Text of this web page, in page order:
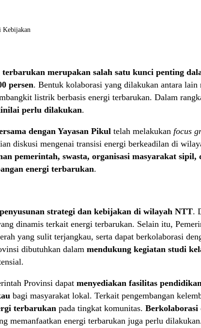
Kebijakan
terbarukan merupakan salah satu kunci penting
persen. Bentuk kolaborasi yang dilakukan antara lain
listrik berbasis energi terbarukan. Dalam
perlu dilakukan.
dengan Yayasan Pikul telah melakukan focus
diskusi mengenai transisi energi berkeadilan di
pemerintah, swasta, organisasi masyarakat
energi terbarukan.
strategi dan kebijakan di wilayah NTT.
dinamis terkait energi terbarukan. Selain itu,
yang sulit terjangkau, serta dapat berkolaborasi
dibutuhkan dalam mendukung kegiatan studi
Provinsi dapat menyediakan fasilitas
bagi masyarakat lokal. Terkait pengembangan
terbarukan pada tingkat komunitas. Berkolaborasi
memanfaatkan energi terbarukan juga perlu